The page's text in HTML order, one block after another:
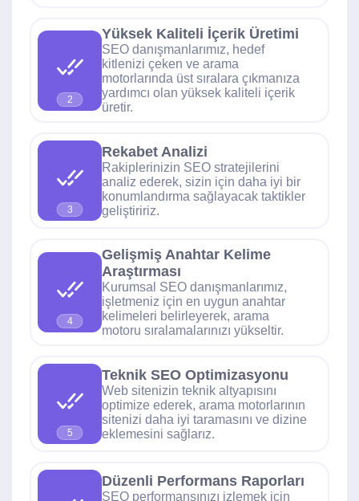
2
Yüksek Kaliteli İçerik Üretimi
SEO danışmanlarımız, hedef
kitlenizi çeken ve arama
motorlarında üst sıralara çıkmanıza
yardımcı olan yüksek kaliteli içerik
üretir.
3
Rekabet Analizi
Rakiplerinizin SEO stratejilerini
analiz ederek, sizin için daha iyi bir
konumlandırma sağlayacak taktikler
geliştiririz.
4
Gelişmiş Anahtar Kelime
Araştırması
Kurumsal SEO danışmanlarımız,
işletmeniz için en uygun anahtar
kelimeleri belirleyerek, arama
motoru sıralamalarınızı yükseltir.
5
Teknik SEO Optimizasyonu
Web sitenizin teknik altyapısını
optimize ederek, arama motorlarının
sitenizi daha iyi taramasını ve dizine
eklemesini sağlarız.
Düzenli Performans Raporları
SEO performansınızı izlemek için